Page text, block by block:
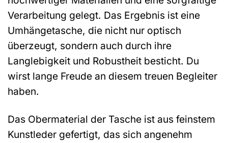
Verarbeitung gelegt. Das Ergebnis ist eine
Umhängetasche, die nicht nur optisch
überzeugt, sondern auch durch ihre
Langlebigkeit und Robustheit besticht. Du
wirst lange Freude an diesem treuen Begleiter
haben.
Das Obermaterial der Tasche ist aus feinstem
Kunstleder gefertigt, das sich angenehm